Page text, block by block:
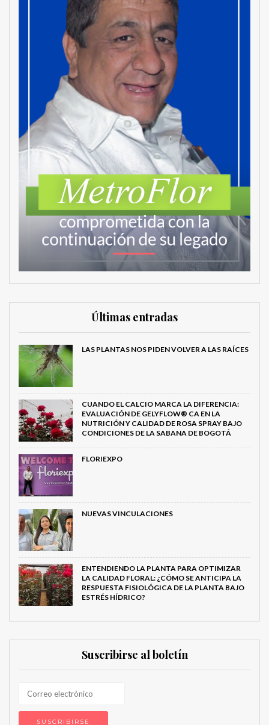
Últimas entradas
LAS PLANTAS NOS PIDEN VOLVER A LAS RAÍCES
CUANDO EL CALCIO MARCA LA DIFERENCIA:
EVALUACIÓN DE GELYFLOW® CA EN LA
NUTRICIÓN Y CALIDAD DE ROSA SPRAY BAJO
CONDICIONES DE LA SABANA DE BOGOTÁ
FLORIEXPO
NUEVAS VINCULACIONES
ENTENDIENDO LA PLANTA PARA OPTIMIZAR
LA CALIDAD FLORAL: ¿CÓMO SE ANTICIPA LA
RESPUESTA FISIOLÓGICA DE LA PLANTA BAJO
ESTRÉS HÍDRICO?
Suscribirse al boletín